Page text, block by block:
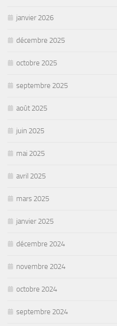
janvier 2026
décembre 2025
octobre 2025
septembre 2025
août 2025
juin 2025
mai 2025
avril 2025
mars 2025
janvier 2025
décembre 2024
novembre 2024
octobre 2024
septembre 2024